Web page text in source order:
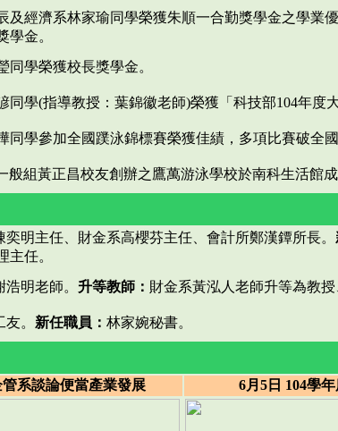
及經濟系林家瑜同學榮獲朱順一合勤獎學金之學業
學金。
同學榮獲校長獎學金。
同學(指導教授：葉錦徽老師)榮獲「科技部104年度
同學參加全國蹼泳錦標賽榮獲佳績，多項比賽破全國
般組黃正昌校友創辦之鷹萬游泳學校於南科生活館成
奕明主任、財金系高櫻芬主任、會計所鄭漢鐔所長。
主任。
明老師。 升等教師： 財金系黃泓人老師升等為教
。 新任職員： 林家婉秘書。
管系談論便當產業發展
6月5日 104學